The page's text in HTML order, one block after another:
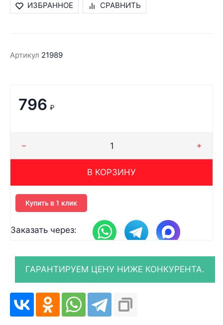
ИЗБРАННОЕ СРАВНИТЬ
Артикул 21989
796 ₽
В КОРЗИНУ
Купить в 1 клик
Заказать через: